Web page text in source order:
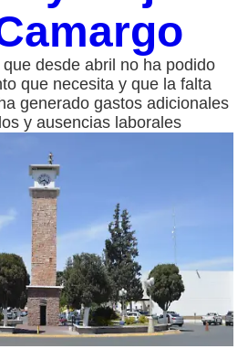
desde abril no ha podido
que necesita y que la falta
generado gastos adicionales
y ausencias laborales